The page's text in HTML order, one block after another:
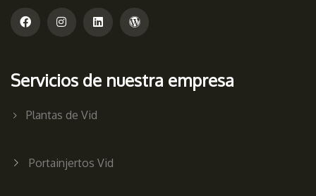
Servicios de nuestra empresa
Plantas de Vid
Portainjertos Vid